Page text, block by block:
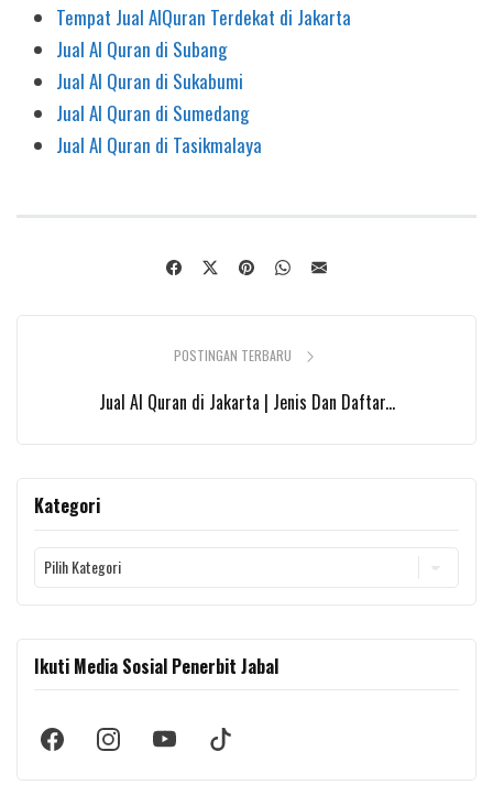
Tempat Jual AlQuran Terdekat di Jakarta
Jual Al Quran di Subang
Jual Al Quran di Sukabumi
Jual Al Quran di Sumedang
Jual Al Quran di Tasikmalaya
POSTINGAN TERBARU
Jual Al Quran di Jakarta | Jenis Dan Daftar...
Kategori
Kategori
Ikuti Media Sosial Penerbit Jabal